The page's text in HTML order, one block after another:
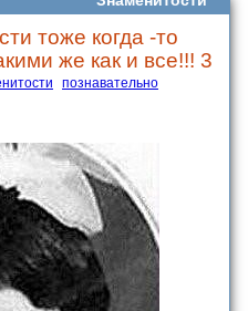
тоже когда -то
же как и все!!! 3
познавательно